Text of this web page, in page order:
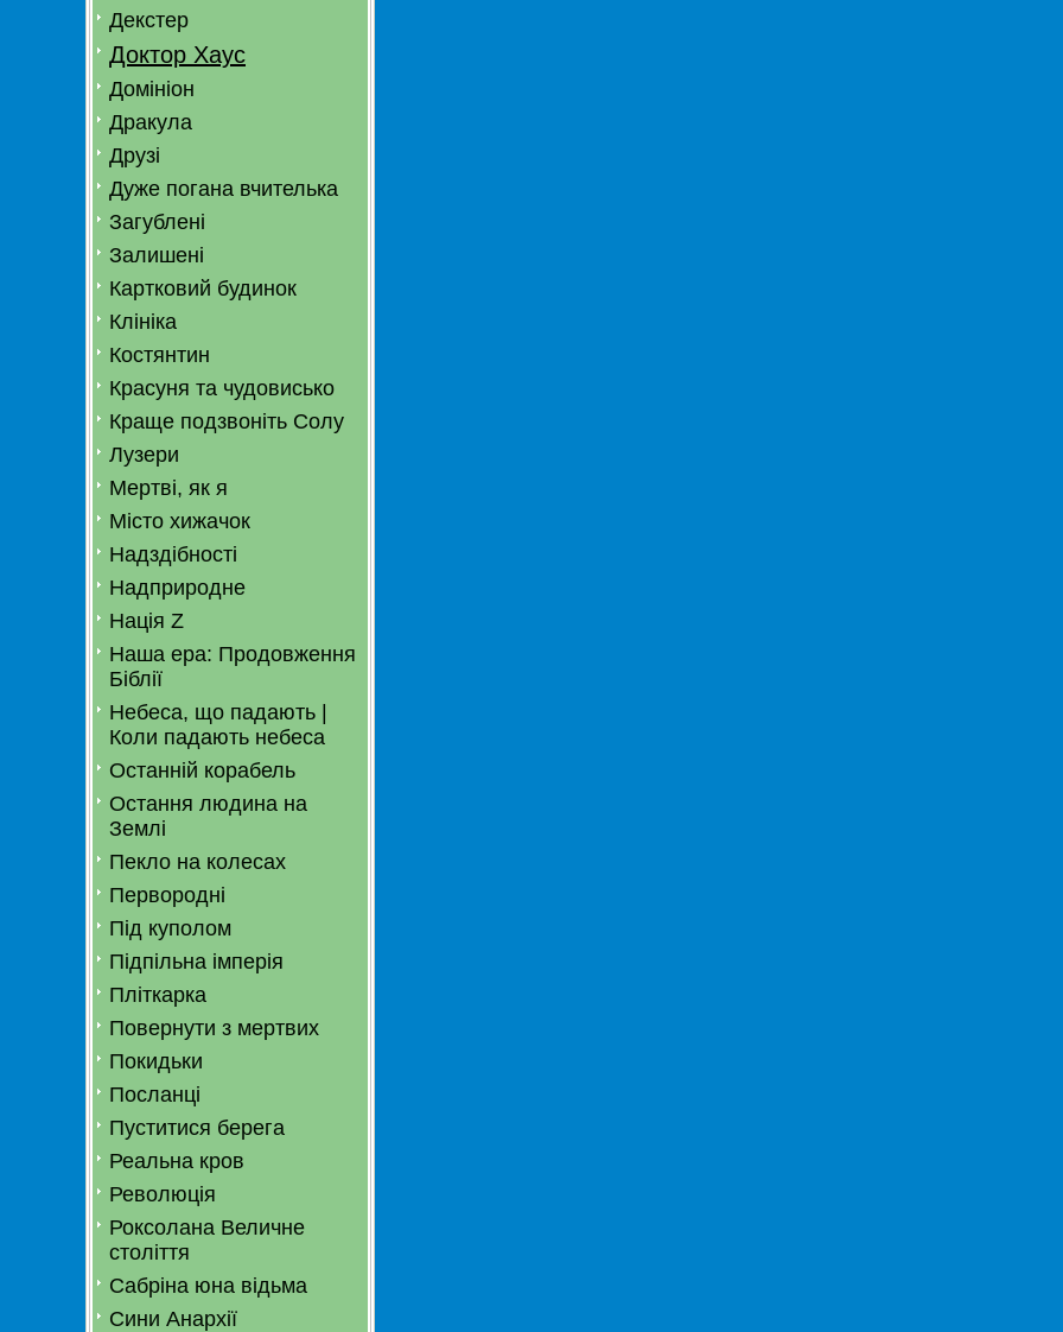
Декстер
Доктор Хаус
Домініон
Дракула
Друзі
Дуже погана вчителька
Загублені
Залишені
Картковий будинок
Клініка
Костянтин
Красуня та чудовисько
Краще подзвоніть Солу
Лузери
Мертві, як я
Місто хижачок
Надздібності
Надприродне
Нація Z
Наша ера: Продовження
Біблії
Небеса, що падають |
Коли падають небеса
Останній корабель
Остання людина на
Землі
Пекло на колесах
Первородні
Під куполом
Підпільна імперія
Пліткарка
Повернути з мертвих
Покидьки
Посланці
Пуститися берега
Реальна кров
Революція
Роксолана Величне
століття
Сабріна юна відьма
Сини Анархії